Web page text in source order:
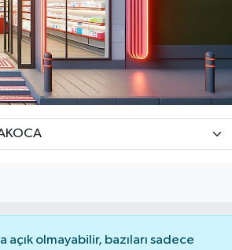
olmayabilir, bazıları sadece